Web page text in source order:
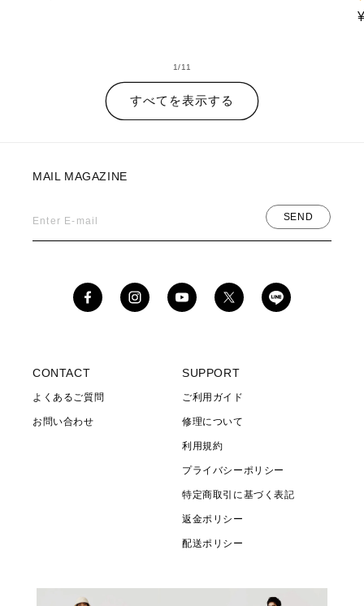
1/の
11
すべてを表示する
CONTACT
よくあるご質問
お問い合わせ
SUPPORT
ご利用ガイド
修理について
利用規約
プライバシーポリシー
特定商取引に基づく表記
返金ポリシー
配送ポリシー
MAIL MAGAZINE
Enter E-mail SEND
FacebookInstagramYouTubeX